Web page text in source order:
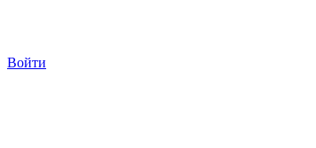
Войти